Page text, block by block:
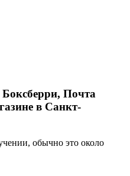
Почта
в Санкт-
обычно это около